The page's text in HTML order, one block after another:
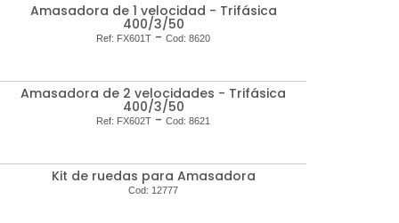
Amasadora de 1 velocidad - Trifásica
400/3/50
Ref: FX601T - Cod: 8620
Amasadora de 2 velocidades - Trifásica
400/3/50
Ref: FX602T - Cod: 8621
Kit de ruedas para Amasadora
Cod: 12777